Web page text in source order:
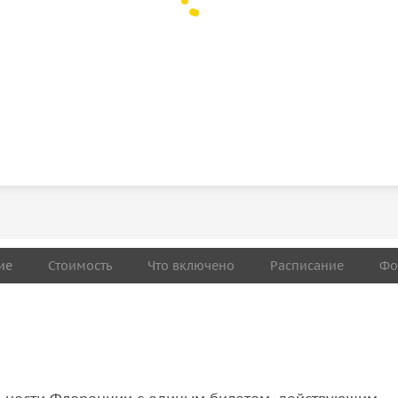
Стоимость Что включено Расписание